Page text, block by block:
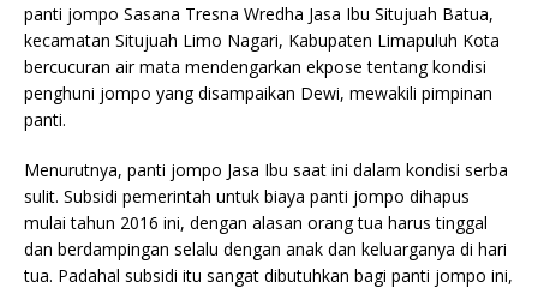
panti jompo Sasana Tresna Wredha Jasa Ibu Situjuah Batua,
kecamatan Situjuah Limo Nagari, Kabupaten Limapuluh Kota
bercucuran air mata mendengarkan ekpose tentang kondisi
penghuni jompo yang disampaikan Dewi, mewakili pimpinan
panti.
Menurutnya, panti jompo Jasa Ibu saat ini dalam kondisi serba
sulit. Subsidi pemerintah untuk biaya panti jompo dihapus
mulai tahun 2016 ini, dengan alasan orang tua harus tinggal
dan berdampingan selalu dengan anak dan keluarganya di hari
tua. Padahal subsidi itu sangat dibutuhkan bagi panti jompo ini,